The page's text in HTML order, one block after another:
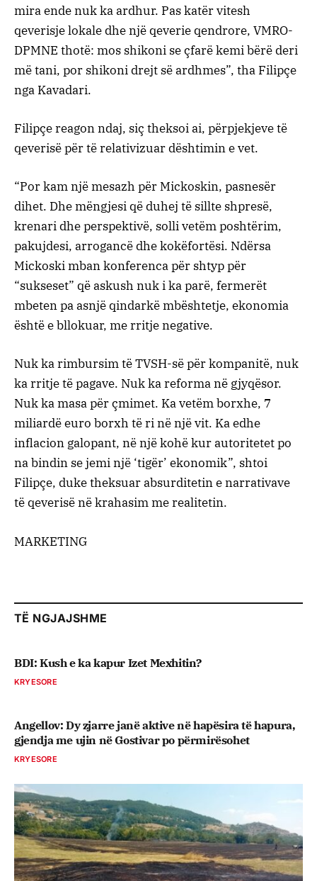
mira ende nuk ka ardhur. Pas katër vitesh
qeverisje lokale dhe një qeverie qendrore, VMRO-
DPMNE thotë: mos shikoni se çfarë kemi bërë deri
më tani, por shikoni drejt së ardhmes”, tha Filipçe
nga Kavadari.
Filipçe reagon ndaj, siç theksoi ai, përpjekjeve të
qeverisë për të relativizuar dështimin e vet.
“Por kam një mesazh për Mickoskin, pasnesër
dihet. Dhe mëngjesi që duhej të sillte shpresë,
krenari dhe perspektivë, solli vetëm poshtërim,
pakujdesi, arrogancë dhe kokëfortësi. Ndërsa
Mickoski mban konferenca për shtyp për
“sukseset” që askush nuk i ka parë, fermerët
mbeten pa asnjë qindarkë mbështetje, ekonomia
është e bllokuar, me rritje negative.
Nuk ka rimbursim të TVSH-së për kompanitë, nuk
ka rritje të pagave. Nuk ka reforma në gjyqësor.
Nuk ka masa për çmimet. Ka vetëm borxhe, 7
miliardë euro borxh të ri në një vit. Ka edhe
inflacion galopant, në një kohë kur autoritetet po
na bindin se jemi një ‘tigër’ ekonomik”, shtoi
Filipçe, duke theksuar absurditetin e narrativave
të qeverisë në krahasim me realitetin.
MARKETING
TË NGJAJSHME
BDI: Kush e ka kapur Izet Mexhitin?
KRYESORE
Angellov: Dy zjarre janë aktive në hapësira të hapura,
gjendja me ujin në Gostivar po përmirësohet
KRYESORE